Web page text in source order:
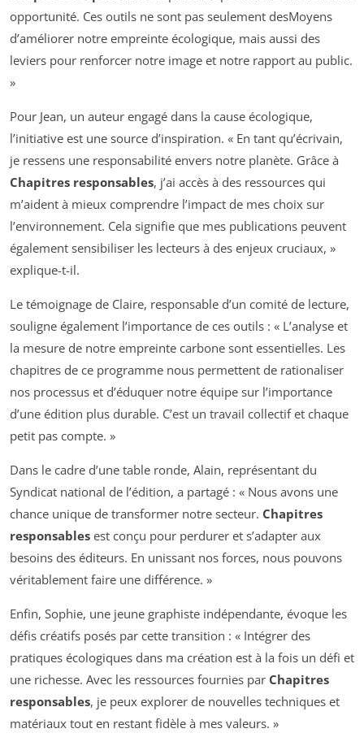
opportunité. Ces outils ne sont pas seulement desMoyens
d’améliorer notre empreinte écologique, mais aussi des
leviers pour renforcer notre image et notre rapport au public.
»
Pour Jean, un auteur engagé dans la cause écologique,
l’initiative est une source d’inspiration. « En tant qu’écrivain,
je ressens une responsabilité envers notre planète. Grâce à
Chapitres responsables, j’ai accès à des ressources qui
m’aident à mieux comprendre l’impact de mes choix sur
l’environnement. Cela signifie que mes publications peuvent
également sensibiliser les lecteurs à des enjeux cruciaux, »
explique-t-il.
Le témoignage de Claire, responsable d’un comité de lecture,
souligne également l’importance de ces outils : « L’analyse et
la mesure de notre empreinte carbone sont essentielles. Les
chapitres de ce programme nous permettent de rationaliser
nos processus et d’éduquer notre équipe sur l’importance
d’une édition plus durable. C’est un travail collectif et chaque
petit pas compte. »
Dans le cadre d’une table ronde, Alain, représentant du
Syndicat national de l’édition, a partagé : « Nous avons une
chance unique de transformer notre secteur. Chapitres
responsables est conçu pour perdurer et s’adapter aux
besoins des éditeurs. En unissant nos forces, nous pouvons
véritablement faire une différence. »
Enfin, Sophie, une jeune graphiste indépendante, évoque les
défis créatifs posés par cette transition : « Intégrer des
pratiques écologiques dans ma création est à la fois un défi et
une richesse. Avec les ressources fournies par Chapitres
responsables, je peux explorer de nouvelles techniques et
matériaux tout en restant fidèle à mes valeurs. »